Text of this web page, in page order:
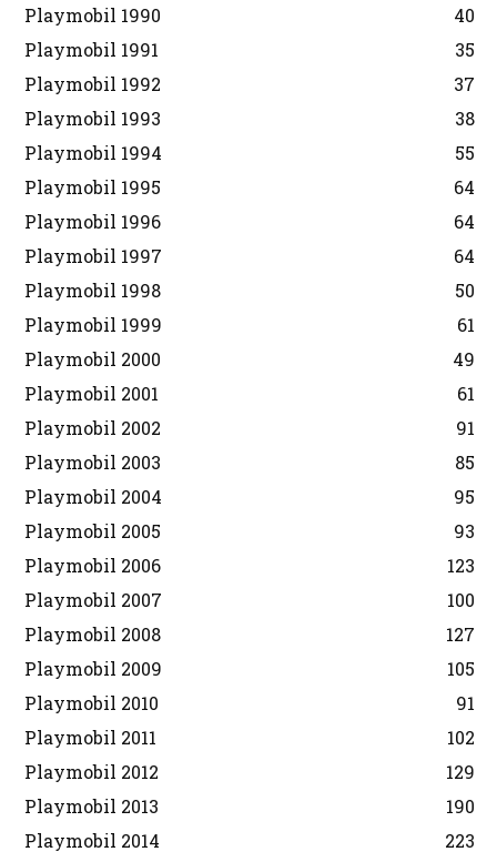
Playmobil 1990
40
Playmobil 1991
35
Playmobil 1992
37
Playmobil 1993
38
Playmobil 1994
55
Playmobil 1995
64
Playmobil 1996
64
Playmobil 1997
64
Playmobil 1998
50
Playmobil 1999
61
Playmobil 2000
49
Playmobil 2001
61
Playmobil 2002
91
Playmobil 2003
85
Playmobil 2004
95
Playmobil 2005
93
Playmobil 2006
123
Playmobil 2007
100
Playmobil 2008
127
Playmobil 2009
105
Playmobil 2010
91
Playmobil 2011
102
Playmobil 2012
129
Playmobil 2013
190
Playmobil 2014
223